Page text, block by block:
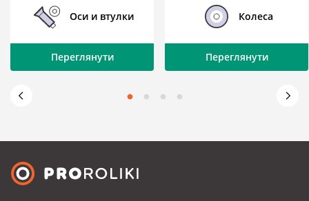
Оси и втулки
Переглянути
Колеса
Переглянути